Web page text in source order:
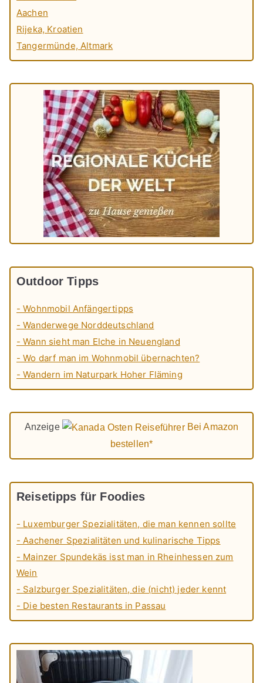
Aachen
Rijeka, Kroatien
Tangermünde, Altmark
Outdoor Tipps
- Wohnmobil Anfängertipps
- Wanderwege Norddeutschland
- Wann sieht man Elche in Neuengland
- Wo darf man im Wohnmobil übernachten?
- Wandern im Naturpark Hoher Fläming
Anzeige
Bei Amazon
bestellen*
Reisetipps für Foodies
- Luxemburger Spezialitäten, die man kennen sollte
- Aachener Spezialitäten und kulinarische Tipps
- Mainzer Spundekäs isst man in Rheinhessen zum
Wein
- Salzburger Spezialitäten, die (nicht) jeder kennt
- Die besten Restaurants in Passau